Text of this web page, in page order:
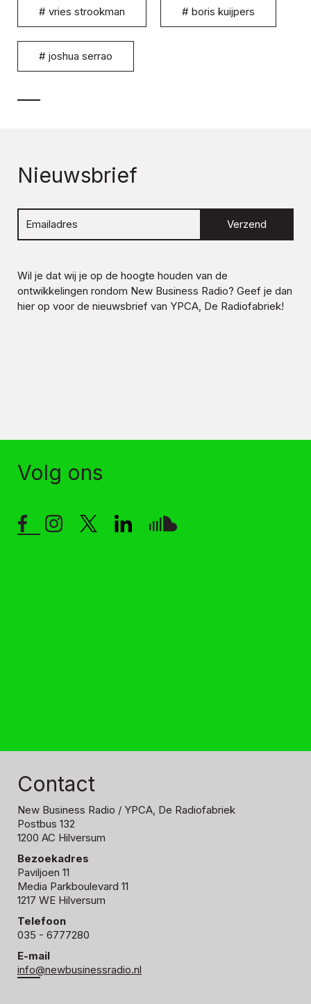
# vries strookman # boris kuijpers
# joshua serrao
Nieuwsbrief
Verzend
Wil je dat wij je op de hoogte houden van de
ontwikkelingen rondom New Business Radio? Geef je dan
hier op voor de nieuwsbrief van YPCA, De Radiofabriek!
Volg ons
Contact
New Business Radio / YPCA, De Radiofabriek
Postbus 132
1200 AC Hilversum
Bezoekadres
Paviljoen 11
Media Parkboulevard 11
1217 WE Hilversum
Telefoon
035 - 6777280
E-mail
info@newbusinessradio.nl